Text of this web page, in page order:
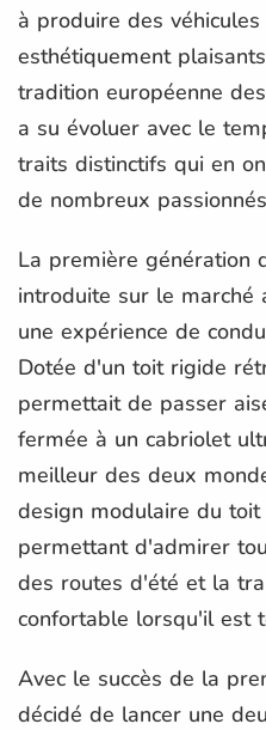
à produire des
esthétiquement
tradition européenne
a su évoluer avec le
traits distinctifs qui en
de nombreux
La première génération
introduite sur le marché
une expérience de
Dotée d'un toit rigide
permettait de passer
fermée à un cabriolet
meilleur des deux
design modulaire du
permettant d'admirer
des routes d'été et la
confortable lorsqu'il est
Avec le succès de la
décidé de lancer une